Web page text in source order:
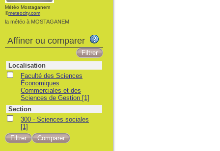
Météo Mostaganem
©meteocity.com
la météo à MOSTAGANEM
Affiner ou comparer
Localisation
Faculté des Sciences
Économiques
Commerciales et des
Sciences de Gestion [1]
Section
300 - Sciences sociales
[1]